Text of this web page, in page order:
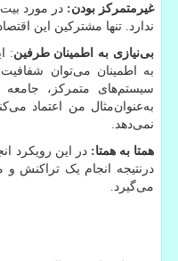
غیرمتمرکز بودن: در مورد
ندارد. تنها مشترکین این
بی‌نیازی به اطمینان طرفین:
به اطمینان می‌توان
سیستم‌های متمرکز، جامعه
به‌عنوان‌مثال من اعتماد
نمی‌دهد.
همتا به همتا: در این رویکرد
درنتیجه انجام یک تراکنش
می‌گیرد.